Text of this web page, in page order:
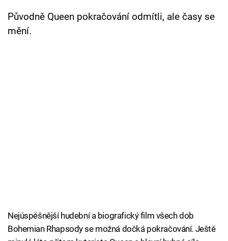
Přihlášení
Původně Queen pokračování odmítli, ale časy se
mění.
Nejúspěšnější hudební a biografický film všech dob
Bohemian Rhapsody se možná dočká pokračování. Ještě